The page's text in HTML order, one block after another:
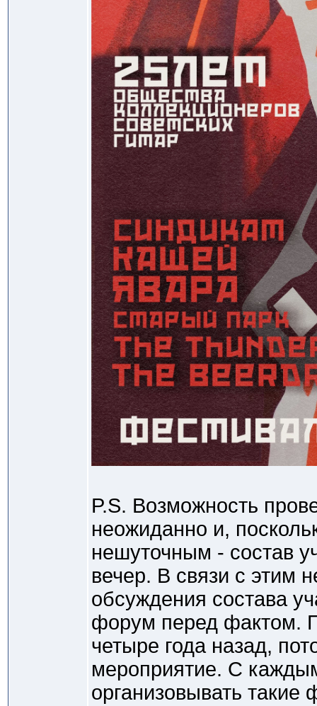
P.S. Возможность
неожиданно и,
нешуточным - состав
вечер. В связи с этим
обсуждения состава
форум перед фактом.
четыре года назад,
мероприятие. С
организовывать